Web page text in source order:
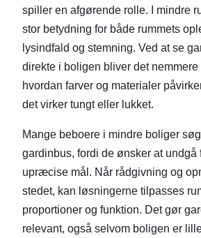
spiller en afgørende rolle. I mindre
stor betydning for både rummets
lysindfald og stemning. Ved at se
direkte i boligen bliver det nemmere
hvordan farver og materialer
det virker tungt eller lukket.
Mange beboere i mindre boliger
gardinbus, fordi de ønsker at undgå
upræcise mål. Når rådgivning og
stedet, kan løsningerne tilpasses
proportioner og funktion. Det gør
relevant, også selvom boligen er